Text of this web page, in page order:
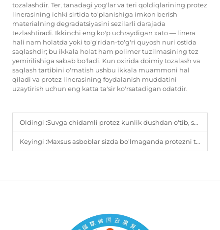
tozalashdir. Ter, tanadagi yog'lar va teri qoldiqlarining protez
linerasining ichki sirtida to'planishiga imkon berish
materialning degradatsiyasini sezilarli darajada
tezlashtiradi. Ikkinchi eng ko'p uchraydigan xato — linera
hali nam holatda yoki to'g'ridan-to'g'ri quyosh nuri ostida
saqlashdir; bu ikkala holat ham polimer tuzilmasining tez
yemirilishiga sabab bo'ladi. Kun oxirida doimiy tozalash va
saqlash tartibini o'rnatish ushbu ikkala muammoni hal
qiladi va protez linerasining foydalanish muddatini
uzaytirish uchun eng katta ta'sir ko'rsatadigan odatdir.
Oldingi :Suvga chidamli protez kunlik dushdan o'tib, shikastlanmasdan qolishi mumkinmi?
Keyingi :Maxsus asboblar sizda bo'lmaganda protezni tozalashning eng yaxshi usuli nima?